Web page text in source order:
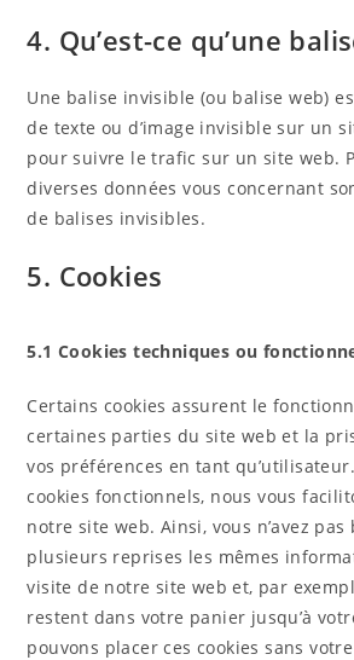
4. Qu’est-ce qu’une
Une balise invisible (ou balise web)
de texte ou d’image invisible sur un
pour suivre le trafic sur un site web.
diverses données vous concernant
de balises invisibles.
5. Cookies
5.1 Cookies techniques ou
Certains cookies assurent le
certaines parties du site web et la
vos préférences en tant
cookies fonctionnels, nous vous
notre site web. Ainsi, vous n’avez
plusieurs reprises les mêmes
visite de notre site web et, par
restent dans votre panier jusqu’à
pouvons placer ces cookies sans